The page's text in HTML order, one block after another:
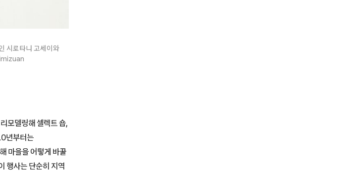
시로타니 고세이와
모델링해 셀렉트 숍,
년부터는
마을을 어떻게 바꿀
행사는 단순히 지역